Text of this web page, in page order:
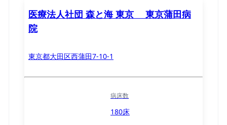
医療法人社団 森と海 東京 東京蒲田病
院
東京都大田区西蒲田7-10-1
病床数
180床